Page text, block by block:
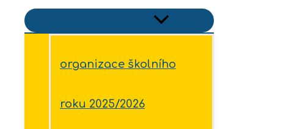
organizace školního
roku 2025/2026